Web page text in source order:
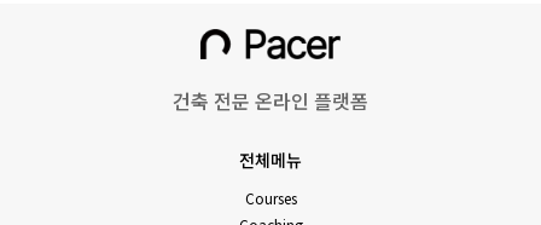
건축 전문 온라인 플랫폼
전체메뉴
Courses